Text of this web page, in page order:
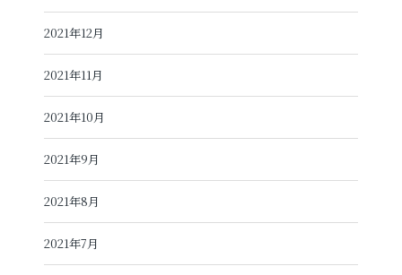
2021年12月
2021年11月
2021年10月
2021年9月
2021年8月
2021年7月